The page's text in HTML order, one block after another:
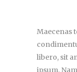
Maecenas
libero, sit
ipsum.